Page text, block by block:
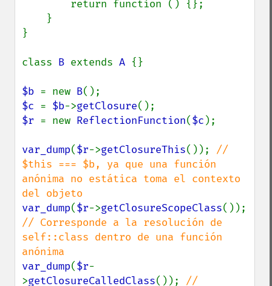
}
class B extends A {}
$b = new B
$c = $b->getClosure
$r = new ReflectionFunction($c );
var_dump($r->getClosureThis()); //
$this === $b, ya que una función
anónima no estática toma el contexto
var_dump($r->getClosureScopeClass
// Corresponde a la resolución de
self::class dentro de una función
var_dump($r-
>getClosureCalledClass()); //